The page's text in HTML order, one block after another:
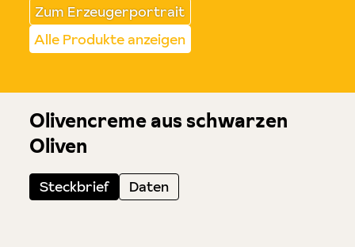
Zum Erzeugerportrait
Alle Produkte anzeigen
Olivencreme aus schwarzen
Oliven
Steckbrief Daten